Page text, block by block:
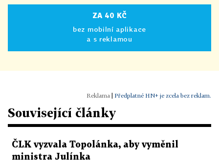
ZA 40 KČ
bez mobilní aplikace
a s reklamou
Předplatné HN+ je zcela bez reklam.
Související články
ČLK vyzvala Topolánka, aby vyměnil
ministra Julínka